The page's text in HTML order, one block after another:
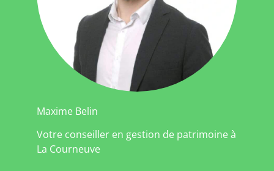
Maxime Belin
Votre conseiller en gestion de patrimoine à
La Courneuve